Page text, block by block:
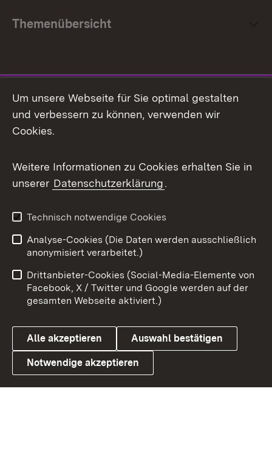
Themenübersicht
Facebook
X / Twitter
Youtube
Link zum Landesportal
Impressum
Kontakt
Barrierefreiheit
Datenschutz
Cookies
Um unsere Webseite für Sie optimal gestalten
und verbessern zu können, verwenden wir
Cookies.
Weitere Informationen zu Cookies erhalten Sie in
unserer Datenschutzerklärung.
Technisch notwendige Cookies
Analyse-Cookies (Die Daten werden ausschließlich
anonymisiert verarbeitet.)
Drittanbieter-Cookies (Social-Media-Elemente von
Facebook, X / Twitter und Google werden auf der
gesamten Webseite aktiviert.)
Alle akzeptieren Auswahl bestätigen
Notwendige akzeptieren